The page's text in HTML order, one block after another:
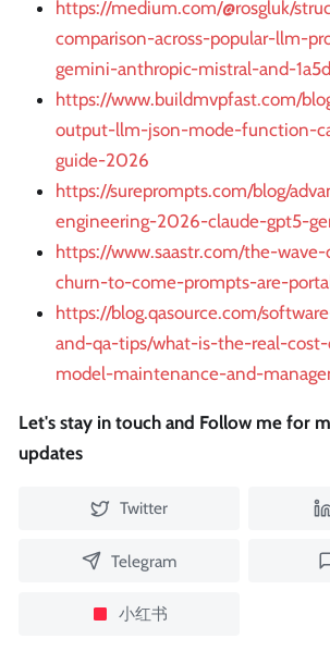
https://medium.com/@rosgluk/
comparison-across-popular-llm-
gemini-anthropic-mistral-and-
https://www.buildmvpfast.com/
output-llm-json-mode-function-
guide-2026
https://sureprompts.com/blog/
engineering-2026-claude-gpt5-
https://www.saastr.com/the-
churn-to-come-prompts-are-
https://blog.qasource.com/
and-qa-tips/what-is-the-real-
model-maintenance-and-
Let's stay in touch and Follow me for
updates
Twitter
Telegram
小红书